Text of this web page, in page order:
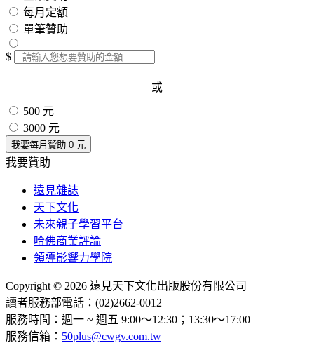
每月定額
單筆贊助
$
或
500 元
3000 元
我要每月贊助 0 元
我要贊助
遠見雜誌
天下文化
未來親子學習平台
哈佛商業評論
領導影響力學院
Copyright © 2026 遠見天下文化出版股份有限公司
讀者服務部電話：(02)2662-0012
服務時間：週一 ~ 週五 9:00～12:30；13:30～17:00
服務信箱： 50plus@cwgv.com.tw